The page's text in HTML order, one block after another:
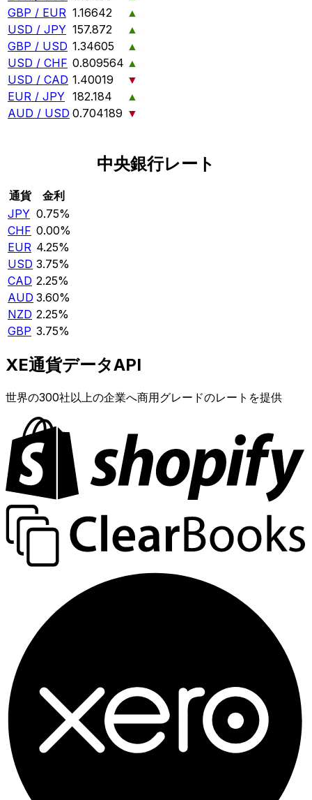
GBP / EUR 1.16642
▲
USD / JPY 157.872
▲
GBP / USD 1.34605
▲
USD / CHF 0.809564 ▲
USD / CAD 1.40019
▼
EUR / JPY 182.184
▲
AUD / USD 0.704189 ▼
中央銀行レート
通貨
金利
JPY 0.75%
CHF 0.00%
EUR 4.25%
USD 3.75%
CAD 2.25%
AUD 3.60%
NZD 2.25%
GBP 3.75%
XE通貨データAPI
世界の300社以上の企業へ商用グレードのレートを提供